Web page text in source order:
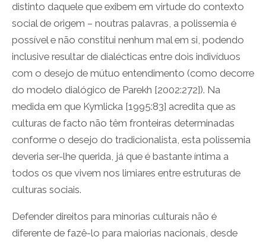
distinto daquele que exibem em virtude do contexto
social de origem – noutras palavras, a polissemia é
possível e não constitui nenhum mal em si, podendo
inclusive resultar de dialécticas entre dois indivíduos
com o desejo de mútuo entendimento (como decorre
do modelo dialógico de Parekh [2002:272]). Na
medida em que Kymlicka [1995:83] acredita que as
culturas de facto não têm fronteiras determinadas
conforme o desejo do tradicionalista, esta polissemia
deveria ser-lhe querida, já que é bastante íntima a
todos os que vivem nos limiares entre estruturas de
culturas sociais.
Defender direitos para minorias culturais não é
diferente de fazê-lo para maiorias nacionais, desde